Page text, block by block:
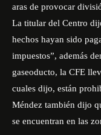
aras de provocar
La titular del Centro
hechos hayan sido
impuestos”, además
gaseoducto, la CFE
cuales dijo, están
Méndez también dijo
se encuentran en las